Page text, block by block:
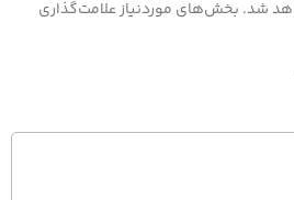
شد. بخش‌های موردنیاز علامت‌گذاری